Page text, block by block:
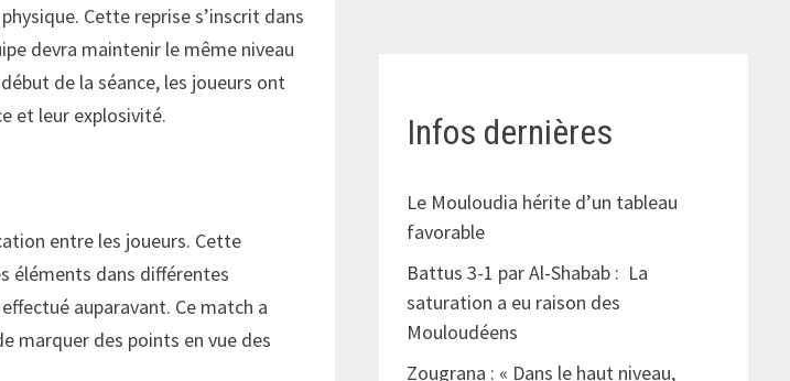
Cette reprise s’inscrit dans
devra maintenir le même niveau
de la séance, les joueurs ont
et leur explosivité.
entre les joueurs. Cette
éléments dans différentes
auparavant. Ce match a
marquer des points en vue des
Infos dernières
Le Mouloudia hérite d’un tableau
favorable
Battus 3-1 par Al-Shabab : La
saturation a eu raison des
Mouloudéens
Zougrana : « Dans le haut niveau,